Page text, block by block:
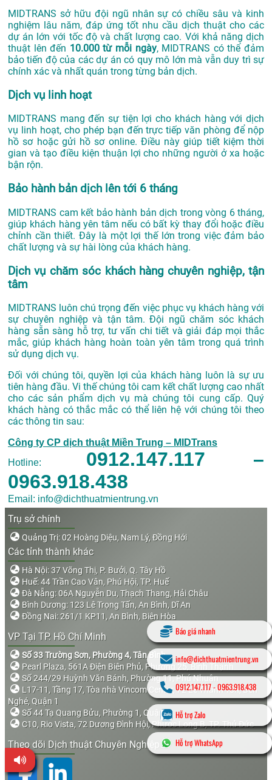
MIDTRANS sở hữu đội ngũ nhân sự có chiều sâu và kinh
nghiệm lâu năm, đáp ứng tốt nhu cầu dịch thuật cho các
dự án lớn với tốc độ và chất lượng cao. Với khả năng dịch
thuật lên đến 10.000 từ mỗi ngày, MIDTRANS có thể đảm
bảo tiến độ của các dự án có quy mô lớn mà vẫn duy trì sự
chính xác và nhất quán trong từng bản dịch.
Dịch vụ linh hoạt
MIDTRANS mang đến sự tiện lợi cho khách hàng với dịch
vụ linh hoạt, cho phép bạn đến trực tiếp văn phòng để nộp
hồ sơ hoặc gửi hồ sơ online. Điều này giúp tiết kiệm thời
gian và tạo điều kiện thuận lợi cho những người ở xa hoặc
bận rộn.
Bảo hành bản dịch lên tới 6 tháng
MIDTRANS cam kết bảo hành bản dịch trong vòng 6 tháng,
giúp khách hàng yên tâm nếu có bất kỳ thay đổi hoặc điều
chỉnh cần thiết. Đây là một lợi thế lớn trong việc đảm bảo
chất lượng và sự hài lòng của khách hàng.
Dịch vụ chăm sóc khách hàng chuyên nghiệp, tận
tâm
MIDTRANS luôn chú trọng đến việc phục vụ khách hàng với
sự chuyên nghiệp và tận tâm. Đội ngũ chăm sóc khách
hàng sẵn sàng hỗ trợ, tư vấn chi tiết và giải đáp mọi thắc
mắc, giúp khách hàng hoàn toàn yên tâm trong quá trình
sử dụng dịch vụ.
Đối với chúng tôi, quyền lợi của khách hàng luôn là sự ưu
tiên hàng đầu. Vi thế chúng tôi cam kết chất lượng cao nhất
cho các sản phẩm dịch vụ mà chúng tôi cung cấp. Quý
khách hàng có thắc mắc có thể liên hệ với chúng tôi theo
các thông tin sau:
Công ty CP dịch thuật Miền Trung – MIDTrans
Hotline: 0912.147.117 –
0963.918.438
Email: info@dichthuatmientrung.vn
Trụ sở chính
Quảng Trị: 02 Hoàng Diệu, Nam Lý, Đồng Hới
Các tỉnh thành khác
Hà Nội: 37 Võng Thị, P. Bưởi, Q. Tây Hồ
Huế: 44 Trần Cao Vân, Phú Hội, TP. Huế
Đà Nẵng: 06A Nguyễn Du, Thạch Thang, Hải Châu
Bình Dương: 123 Lê Trọng Tấn, An Bình, Dĩ An
Đồng Nai: 261/1 KP11, An Bình, Biên Hòa
VP Tại TP. Hồ Chí Minh
Số 33 Trường Sơn, Phường 4, Tân Bình
Pearl Plaza, 561A Điện Biên Phủ, Phường 25, Bình Thạnh
Số 244/29 Huỳnh Văn Bánh, Phường 11, Phú Nhuận
L17-11, Tầng 17, Tòa nhà Vincom Center, 72 Lê Thánh Tôn, Bến
Nghé, Quận 1
Số 44 Tạ Quang Bửu, Phường 1, Quận 8
C10, Rio Vista, 72 Dương Đình Hội, Phước Long B, TP. Thủ Đức
Theo dõi Dịch thuật Chuyên Nghiệp
Báo giá nhanh
info@dichthuatmientrung.vn
0912.147.117-0963.918.438
Hỗ trợ Zalo
Hỗ trợ WhatsApp